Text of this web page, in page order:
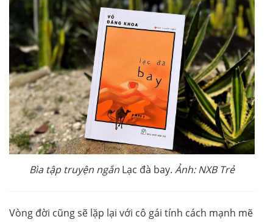
Bìa tập truyện ngắn Lạc đà bay. Ảnh: NXB Trẻ
Vòng đời cũng sẽ lặp lại với cô gái tính cách mạnh mẽ